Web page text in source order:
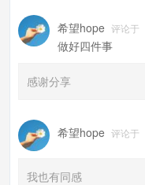
希望hope 评论于
做好四件事
感谢分享
希望hope 评论于
我也有同感